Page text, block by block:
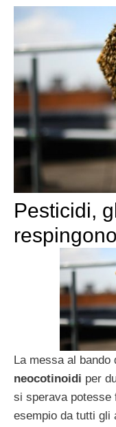
Pesticidi,
La messa al bando
neocotinoidi per
si sperava potesse
esempio da tutti gli